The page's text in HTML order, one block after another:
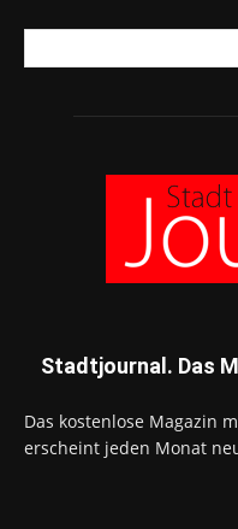
Stadtjournal. Das
Das kostenlose Magazin
erscheint jeden Monat